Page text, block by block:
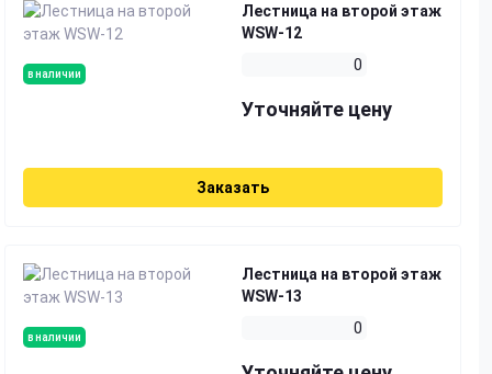
в наличии
Лестница на второй этаж
WSW-12
0
Уточняйте цену
Заказать
в наличии
Лестница на второй этаж
WSW-13
0